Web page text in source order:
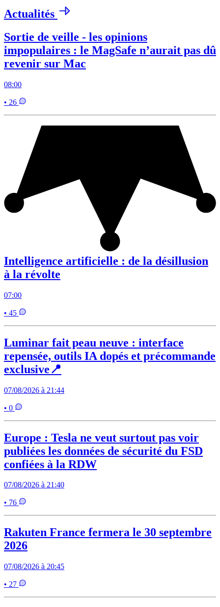
Actualités
Sortie de veille - les opinions
impopulaires : le MagSafe n’aurait pas dû
revenir sur Mac
08:00
• 26
Intelligence artificielle : de la désillusion
à la révolte
07:00
• 45
Luminar fait peau neuve : interface
repensée, outils IA dopés et précommande
exclusive📍
07/08/2026 à 21:44
• 0
Europe : Tesla ne veut surtout pas voir
publiées les données de sécurité du FSD
confiées à la RDW
07/08/2026 à 21:40
• 76
Rakuten France fermera le 30 septembre
2026
07/08/2026 à 20:45
• 27